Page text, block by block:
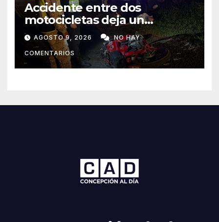
Accidente entre dos
motocicletas deja un
fallecido y dos heridos en Yby
Yaú
AGOSTO 9, 2026 NO HAY
COMENTARIOS